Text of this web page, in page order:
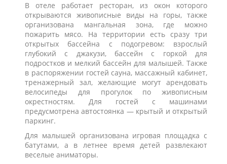
В отеле работает ресторан, из окон которого
открываются живописные виды на горы, также
организована мангальная зона, где можно
пожарить мясо. На территории есть сразу три
открытых бассейна с подогревом: взрослый
глубокий с джакузи, бассейн с горкой для
подростков и мелкий бассейн для малышей. Также
в распоряжении гостей сауна, массажный кабинет,
тренажерный зал, желающие могут арендовать
велосипеды для прогулок по живописным
окрестностям. Для гостей с машинами
предусмотрена автостоянка — крытый и открытый
паркинг.
Для малышей организована игровая площадка с
батутами, а в летнее время детей развлекают
веселые аниматоры.